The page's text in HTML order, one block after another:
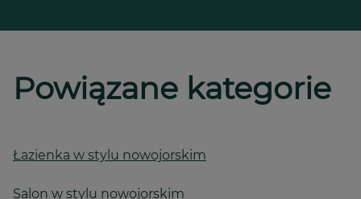
Powiązane kategorie
Łazienka w stylu nowojorskim
Salon w stylu nowojorskim